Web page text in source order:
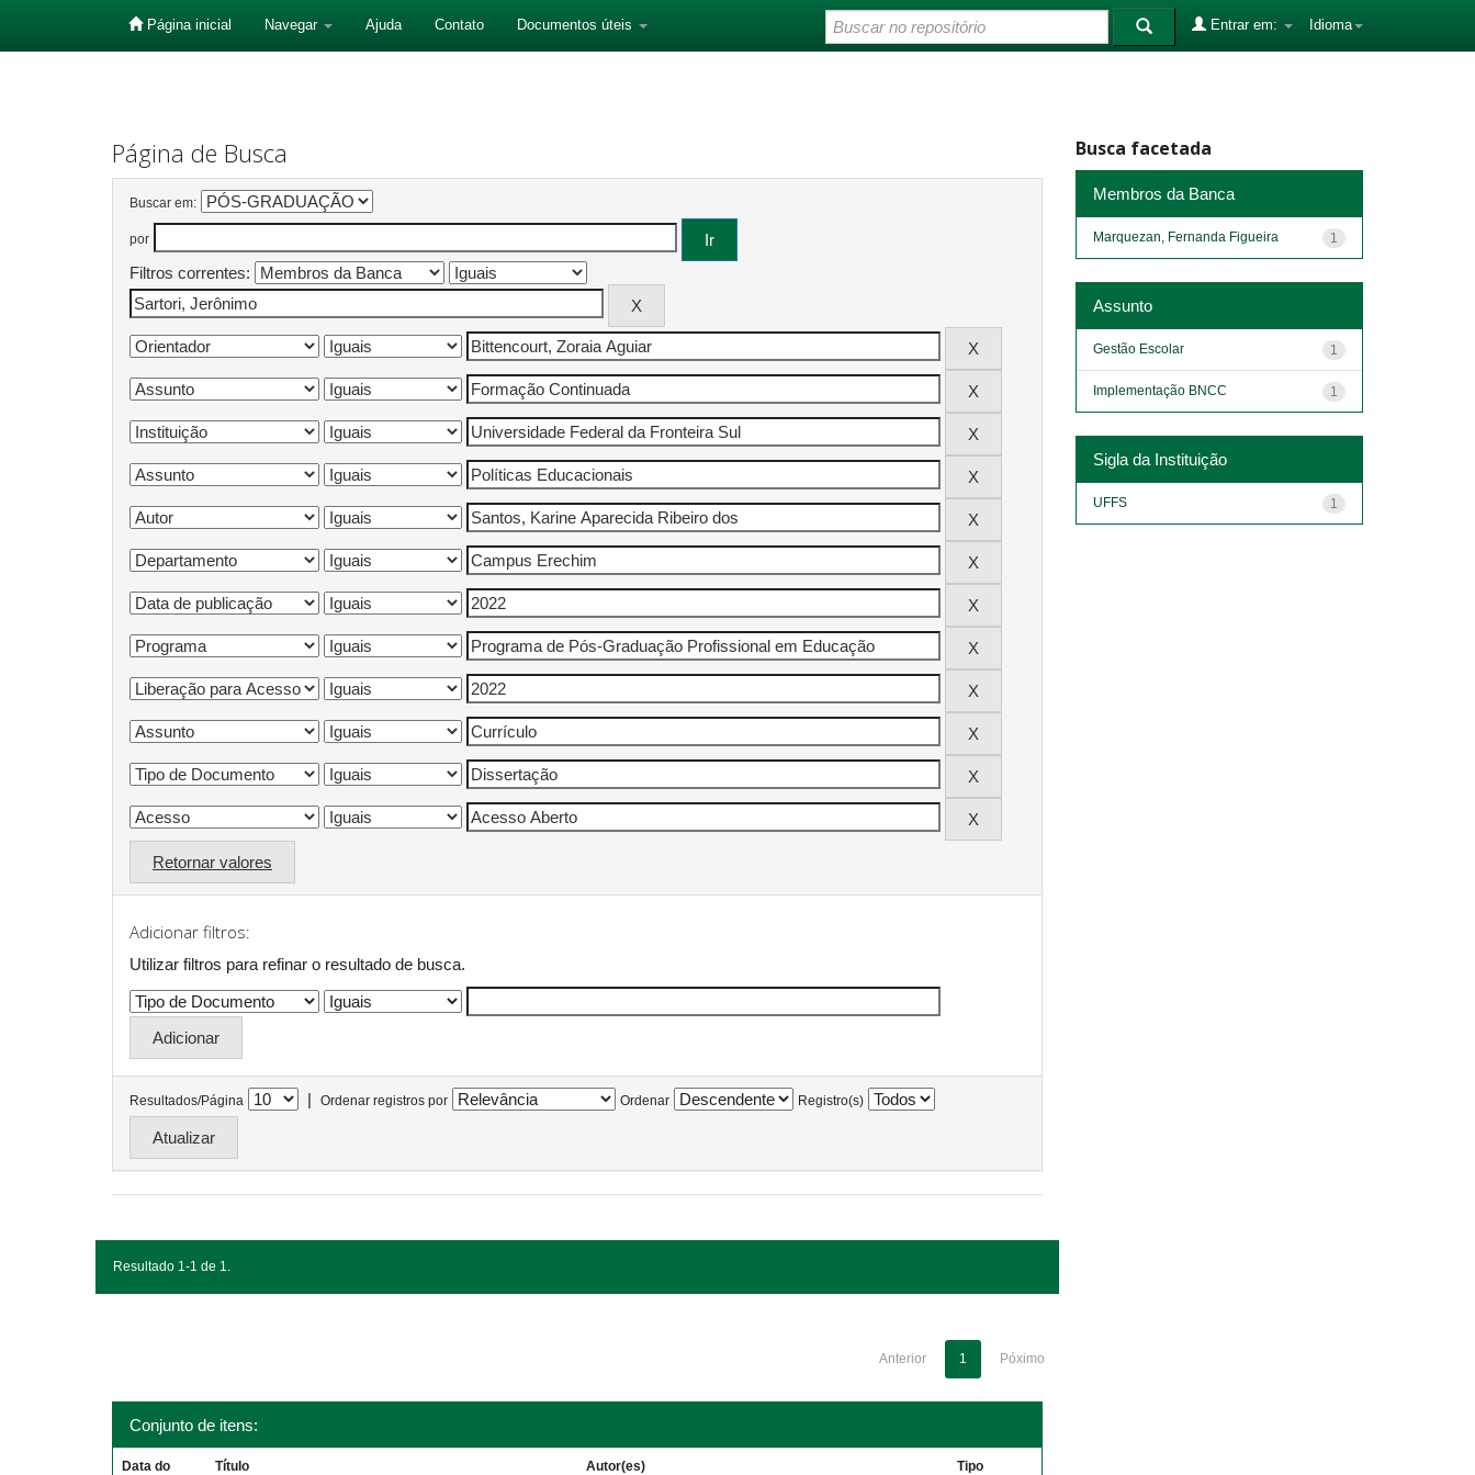
Página inicial Navegar Ajuda Contato Documentos úteis Idioma
Entrar em:
Página de Busca
Buscar em:
por
Filtros correntes:
Retornar valores
Adicionar filtros:
Utilizar filtros para refinar o resultado de busca.
Resultados/Página | Ordenar registros por Ordenar Registro(s)
Resultado 1-1 de 1.
Anterior 1 Póximo
Conjunto de itens:
Data do Título Autor(es) Tipo
Busca facetada
Membros da Banca
1
Marquezan, Fernanda Figueira
Assunto
1
Gestão Escolar
1
Implementação BNCC
Sigla da Instituição
1
UFFS